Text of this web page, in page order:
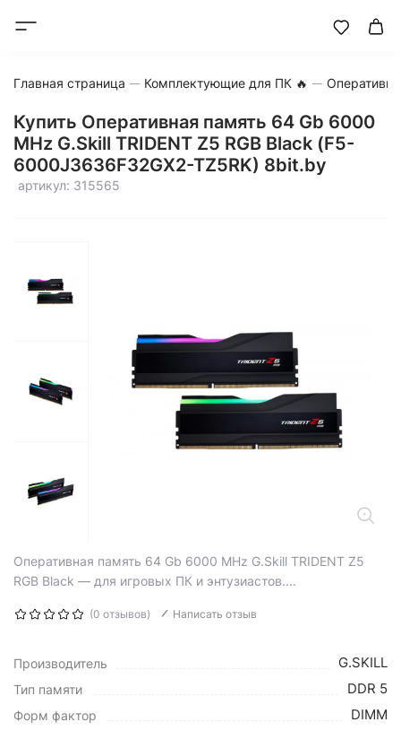
Главная страница Комплектующие для ПК 🔥
Купить Оперативная память 64 Gb 6000
MHz G.Skill TRIDENT Z5 RGB Black (F5-
6000J3636F32GX2-TZ5RK) 8bit.by
артикул: 315565
Оперативная память 64 Gb 6000 MHz G.Skill TRIDENT Z5
RGB Black — для игровых ПК и энтузиастов....
(0 отзывов) Написать отзыв
Производитель G.SKILL
Тип памяти DDR 5
Форм фактор DIMM